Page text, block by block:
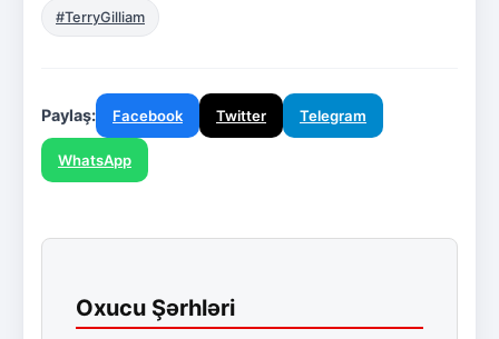
#TerryGilliam
Paylaş: Facebook Twitter Telegram
WhatsApp
Oxucu Şərhləri